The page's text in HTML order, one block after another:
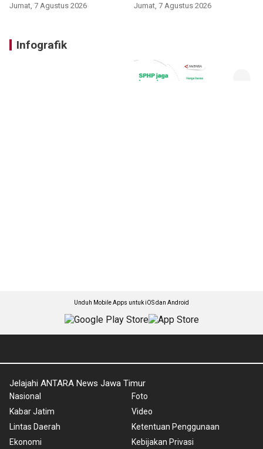
Jumat, 7 Agustus 2026 Jumat, 7 Agustus 2026
Infografik
Unduh Mobile Apps untuk iOS dan Android
Jelajahi ANTARA News Jawa Timur
Nasional
Kabar Jatim
Lintas Daerah
Ekonomi
Foto
Video
Ketentuan Penggunaan
Kebijakan Privasi